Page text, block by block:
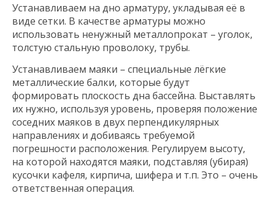
Устанавливаем на дно арматуру, укладывая её в
виде сетки. В качестве арматуры можно
использовать ненужный металлопрокат – уголок,
толстую стальную проволоку, трубы.
Устанавливаем маяки – специальные лёгкие
металлические балки, которые будут
формировать плоскость дна бассейна. Выставлять
их нужно, используя уровень, проверяя положение
соседних маяков в двух перпендикулярных
направлениях и добиваясь требуемой
погрешности расположения. Регулируем высоту,
на которой находятся маяки, подставляя (убирая)
кусочки кафеля, кирпича, шифера и т.п. Это – очень
ответственная операция.